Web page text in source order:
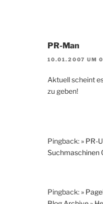
PR-Man
10.01.2007 UM
Aktuell scheint
zu geben!
Pingback: » PR-
Suchmaschinen
Pingback: »